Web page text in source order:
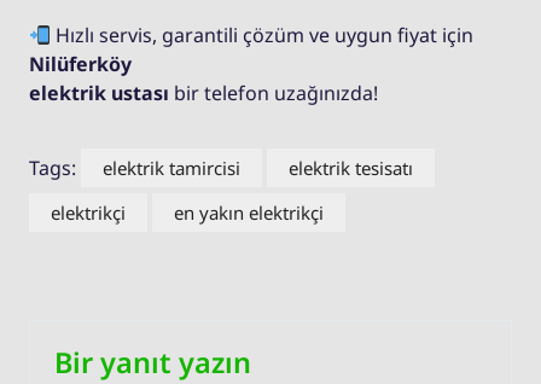
Hızlı servis, garantili çözüm ve uygun fiyat için
Nilüferköy
elektrik ustası bir telefon uzağınızda!
Tags: elektrik tamircisi
elektrik tesisatı
elektrikçi
en yakın elektrikçi
Bir yanıt yazın